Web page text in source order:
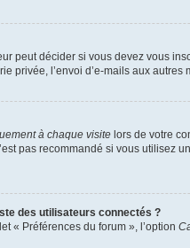
peut décider si vous devez vous
privée, l’envoi d’e-mails aux
à chaque visite lors de votre
pas recommandé si vous
des utilisateurs connectés ?
« Préférences du forum », l’option